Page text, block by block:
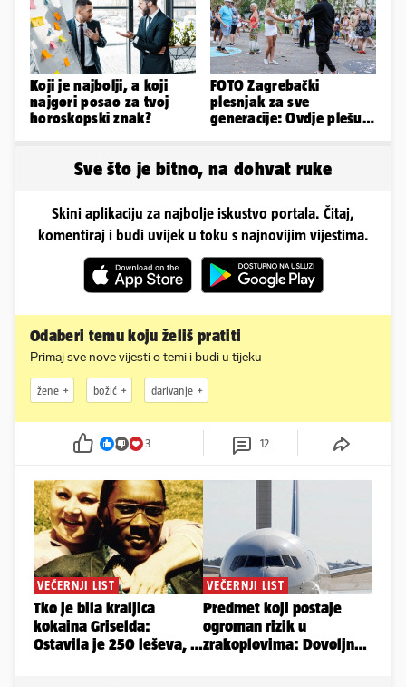
Koji je najbolji, a koji
najgori posao za tvoj
horoskopski znak?
FOTO Zagrebački
plesnjak za sve
generacije: Ovdje plešu
Sve što je bitno, na dohvat ruke
Skini aplikaciju za najbolje iskustvo portala. Čitaj,
komentiraj i budi uvijek u toku s najnovijim vijestima.
Odaberi temu koju želiš pratiti
Primaj sve nove vijesti o temi i budi u tijeku
žene božić darivanje
3 12